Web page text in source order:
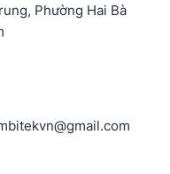
Phường Hai Bà